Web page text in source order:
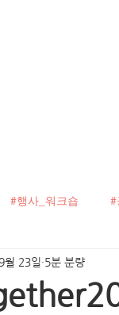
#행사_워크숍 #
캠페인 #C!talk
월 23일 5분 분량